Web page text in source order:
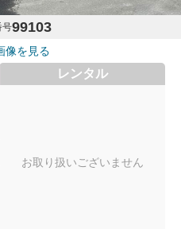
号99103
像を見る
レンタル
お取り扱いございません